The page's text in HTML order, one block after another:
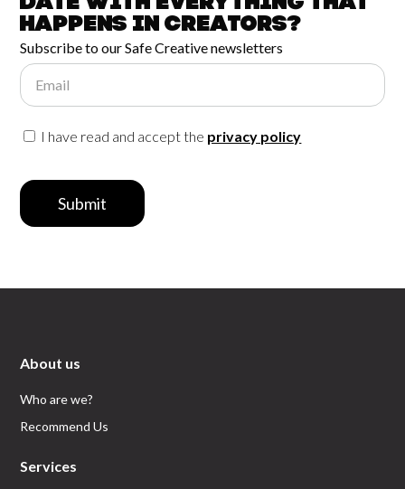
happens inCreators?
Subscribe to our Safe Creative newsletters
Email
I have read and accept the privacy policy
Submit
About us
Who are we?
Recommend Us
Services